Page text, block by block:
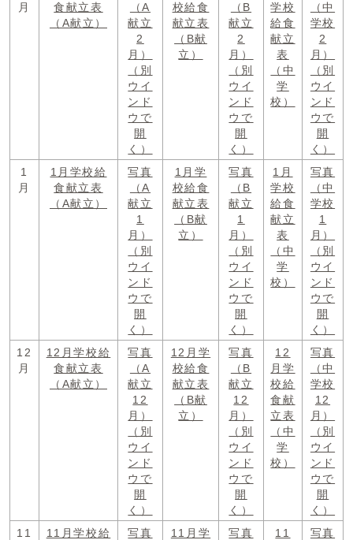
月
食献立表
（A献立）
（A
献立
2
月）
（別
ウイ
ンド
ウで
開
く）
校給食
献立表
（B献
立）
（B
献立
2
月）
（別
ウイ
ンド
ウで
開
く）
学校
給食
献立
表
（中
学
校）
（中
学校
2
月）
（別
ウイ
ンド
ウで
開
く）
1
月
1月学校給
食献立表
（A献立）
写真
（A
献立
1
月）
（別
ウイ
ンド
ウで
開
く）
1月学
校給食
献立表
（B献
立）
写真
（B
献立
1
月）
（別
ウイ
ンド
ウで
開
く）
1月
学校
給食
献立
表
（中
学
校）
写真
（中
学校
1
月）
（別
ウイ
ンド
ウで
開
く）
12
月
12月学校給
食献立表
（A献立）
写真
（A
献立
12
月）
（別
ウイ
ンド
ウで
開
く）
12月学
校給食
献立表
（B献
立）
写真
（B
献立
12
月）
（別
ウイ
ンド
ウで
開
く）
12
月学
校給
食献
立表
（中
学
校）
写真
（中
学校
12
月）
（別
ウイ
ンド
ウで
開
く）
11
11月学校給
写真
11月学
写真
11
写真